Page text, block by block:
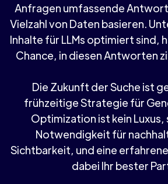
Anfragen umfassende
Vielzahl von Daten basieren.
Inhalte für LLMs optimiert sind,
Chance, in diesen Antworten
Die Zukunft der Suche ist
frühzeitige Strategie für
Optimization ist kein Luxus,
Notwendigkeit für
Sichtbarkeit, und eine
dabei Ihr bester